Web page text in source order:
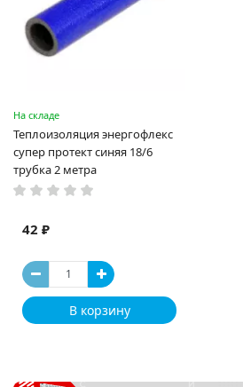
На складе
Теплоизоляция энергофлекс
супер протект синяя 18/6
трубка 2 метра
42 ₽
В корзину